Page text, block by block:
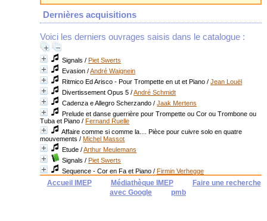
Dernières acquisitions
Voici les derniers ouvrages saisis dans le catalogue :
Signals /Piet Swerts
Evasion /André Waignein
Ritmico Ed Arisco - Pour Trompette en ut et Piano /Jean Louël
Divertissement Opus 5 /André Schmidt
Cadenza e Allegro Scherzando /Jaak Mertens
Prelude et danse guerrière pour Trompette ou Cor ou Trombone ou
Tuba et Piano /Fernand Ruelle
Affaire comme si comme la.... Pièce pour cuivre solo en quatre
mouvements /Michel Massot
Etude /Arthur Meulemans
Signals /Piet Swerts
Sequence - Cor en Fa et Piano /Firmin Verhegge
Accueil IMEP Médiathèque IMEP
Faire une recherche
avec Google
pmb